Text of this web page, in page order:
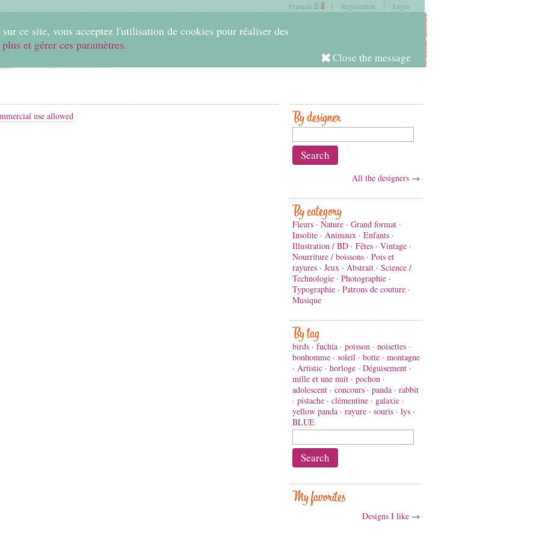
ce site, vous acceptez l'utilisation de cookies pour réaliser des
et gérer ces paramètres.
Close the message
Français | Registration | Login
0item in
Log in
use allowed By designer
All the designers →
By category
Fleurs · Nature · Grand format ·
Insolite · Animaux · Enfants ·
Illustration / BD · Fêtes · Vintage ·
Nourriture / boissons · Pois et
rayures · Jeux · Abstrait · Science /
Technologie · Photographie ·
Typographie · Patrons de couture ·
Musique
By tag
birds · fuchia · poisson · noisettes ·
bonhomme · soleil · botte · montagne
· Artistic · horloge · Déguisement ·
mille et une nuit · pochon ·
adolescent · concours · panda · rabbit
· pistache · clémentine · galaxie ·
yellow panda · rayure · souris · lys ·
BLUE
My favorites
Designs I like →